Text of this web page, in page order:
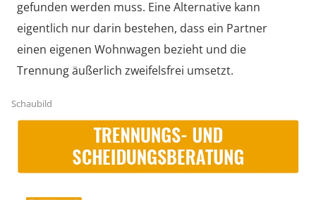
Schaubild
gefunden werden muss. Eine Alternative kann
eigentlich nur darin bestehen, dass ein Partner
einen eigenen Wohnwagen bezieht und die
Trennung äußerlich zweifelsfrei umsetzt.